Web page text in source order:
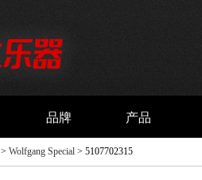
品牌 产品
> Wolfgang Special > 5107702315